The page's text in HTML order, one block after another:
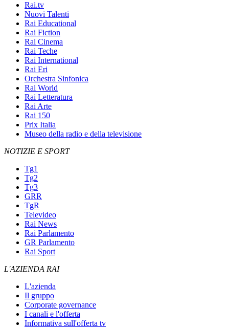
Rai.tv
Nuovi Talenti
Rai Educational
Rai Fiction
Rai Cinema
Rai Teche
Rai International
Rai Eri
Orchestra Sinfonica
Rai World
Rai Letteratura
Rai Arte
Rai 150
Prix Italia
Museo della radio e della televisione
NOTIZIE E SPORT
Tg1
Tg2
Tg3
GRR
TgR
Televideo
Rai News
Rai Parlamento
GR Parlamento
Rai Sport
L'AZIENDA RAI
L'azienda
Il gruppo
Corporate governance
I canali e l'offerta
Informativa sull'offerta tv